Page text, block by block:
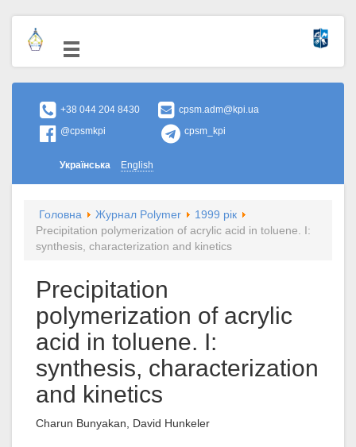
+38 044 204 8430
cpsm.adm@kpi.ua
@cpsmkpi
cpsm_kpi
Українська English
Головна Журнал Polymer
1999 рік
Precipitation polymerization of acrylic acid in toluene. I:
synthesis, characterization and kinetics
Precipitation
polymerization of acrylic
acid in toluene. I:
synthesis, characterization
and kinetics
Charun Bunyakan, David Hunkeler